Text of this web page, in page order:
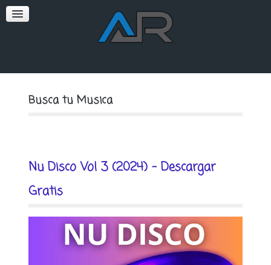
SOFT
Busca tu Musica
Nu Disco Vol 3 (2024) - Descargar
Gratis